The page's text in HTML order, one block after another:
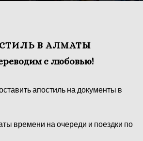
В АЛМАТЫ
с любовью!
апостиль на документы в
времени на очереди и поездки по